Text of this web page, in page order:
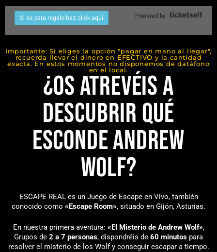
Importante: Si eliges la opción "pagar en mano al llegar",
recuerda llevar el dinero en EFECTIVO y la cantidad
exacta. En estos momentos no disponemos de datáfono
en el local.
¿Os atrevéis a
descubrir qué
esconde Andrew
Wolf?
ESCAPE REAL es un Juego de Escape en Vivo, también
conocido como «Escape Room», situado en Gijón, Asturias.
En nuestra primera aventura: «El Misterio de Andrew Wolf»,
Grupos de 2 a 7 personas, dispondréis de 60 minutos para
resolver el misterio de los Wolf y conseguir escapar a tiempo.